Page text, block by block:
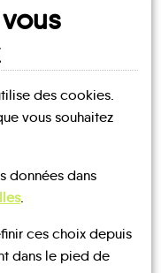
!
des cookies.
vous souhaitez
données dans
.
ces choix depuis
dans le pied de